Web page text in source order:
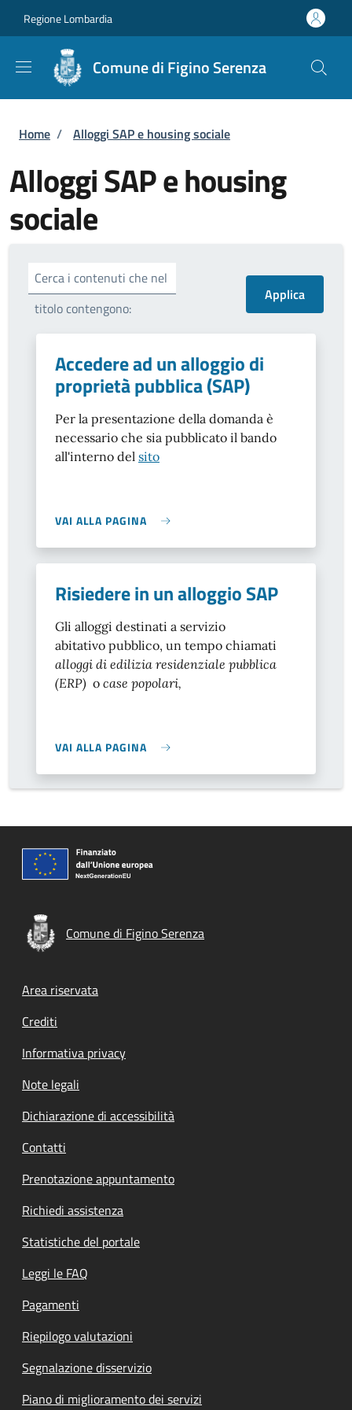
Regione Lombardia
Comune di Figino Serenza
Briciole di pane
Home / Alloggi SAP e housing sociale
Alloggi SAP e housing
sociale
Cerca i contenuti che nel
titolo contengono:
Accedere ad un alloggio di
proprietà pubblica (SAP)
Per la presentazione della domanda è
necessario che sia pubblicato il bando
all'interno del sito
VAI ALLA PAGINA
Risiedere in un alloggio SAP
Gli alloggi destinati a servizio
abitativo pubblico, un tempo chiamati
alloggi di edilizia residenziale pubblica
(ERP) o case popolari,
VAI ALLA PAGINA
Comune di Figino Serenza
Footer menu
Area riservata
Crediti
Informativa privacy
Note legali
Dichiarazione di accessibilità
Contatti
Prenotazione appuntamento
Richiedi assistenza
Statistiche del portale
Leggi le FAQ
Pagamenti
Riepilogo valutazioni
Segnalazione disservizio
Piano di miglioramento dei servizi